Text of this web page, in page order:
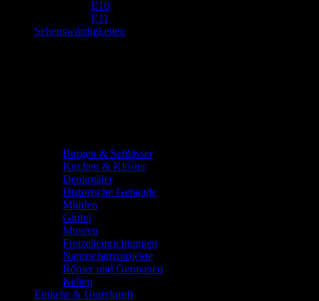
E10
E11
Sehenswürdigkeiten
Burgen & Schlösser
Kirchen & Klöster
Denkmäler
Historische Gebäude
Mühlen
Gipfel
Museen
Freizeiteinrichtungen
Naturschutzprojekte
Römer und Germanen
Kelten
Einkehr & Unterkunft